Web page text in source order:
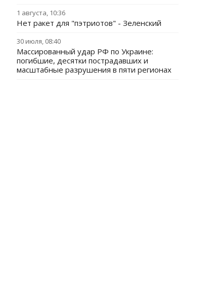
1 августа, 10:36
Нет ракет для "пэтриотов" - Зеленский
30 июля, 08:40
Массированный удар РФ по Украине:
погибшие, десятки пострадавших и
масштабные разрушения в пяти регионах